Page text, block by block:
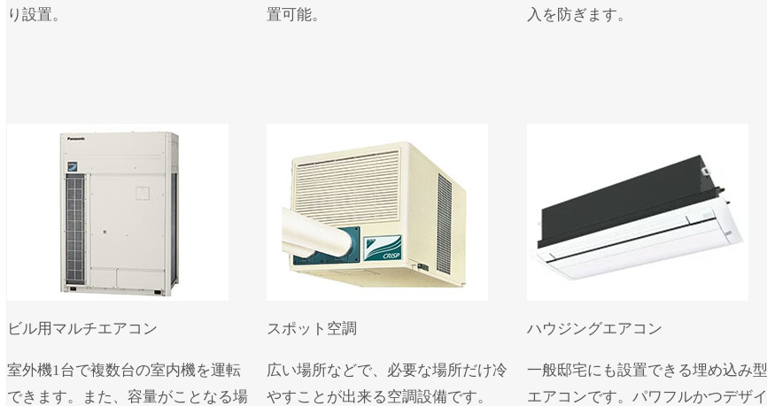
り設置。
置可能。
入を防ぎます。
ビル用マルチエアコン
室外機1台で複数台の室内機を運転
できます。また、容量がことなる場
スポット空調
広い場所などで、必要な場所だけ冷
やすことが出来る空調設備です。
ハウジングエアコン
一般邸宅にも設置できる埋め込み型
エアコンです。パワフルかつデザイ